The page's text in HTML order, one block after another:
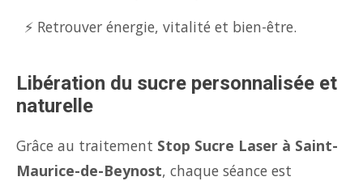
⚡ Retrouver énergie, vitalité et bien-être.
Libération du sucre personnalisée et
naturelle
Grâce au traitement Stop Sucre Laser à Saint-
Maurice-de-Beynost, chaque séance est